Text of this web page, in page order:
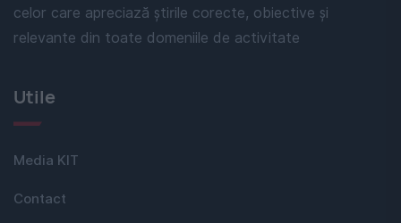
celor care apreciază știrile corecte, obiective și
relevante din toate domeniile de activitate
Utile
Media KIT
Contact